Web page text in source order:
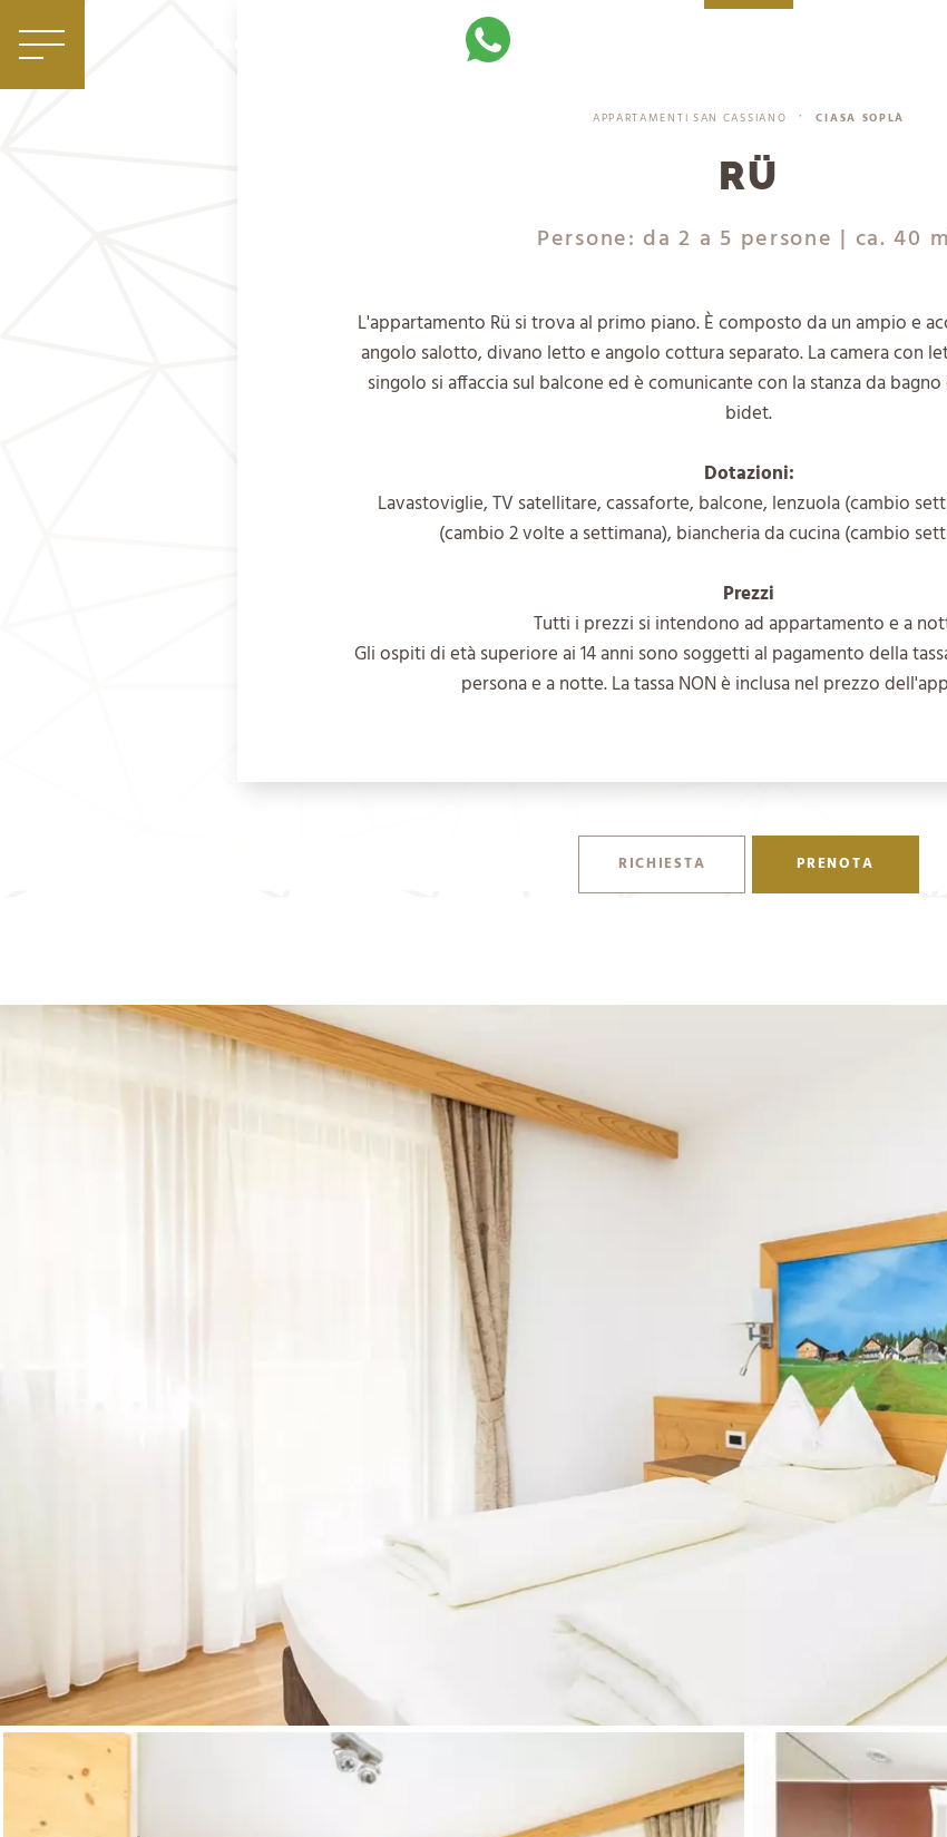
APPARTAMENTI SAN CASSIANO • CIASA SOPLÀ
RÜ
Persone: da 2 a 5 persone | ca. 40
L'appartamento Rü si trova al primo piano. È composto da un ampio e
angolo salotto, divano letto e angolo cottura separato. La camera con
singolo si affaccia sul balcone ed è comunicante con la stanza da
bidet.
Dotazioni:
Lavastoviglie, TV satellitare, cassaforte, balcone, lenzuola (cambio
(cambio 2 volte a settimana), biancheria da cucina (cambio
Prezzi
Tutti i prezzi si intendono ad appartamento e a
Gli ospiti di età superiore ai 14 anni sono soggetti al pagamento della
persona e a notte. La tassa NON è inclusa nel prezzo
RICHIESTA PRENOTA